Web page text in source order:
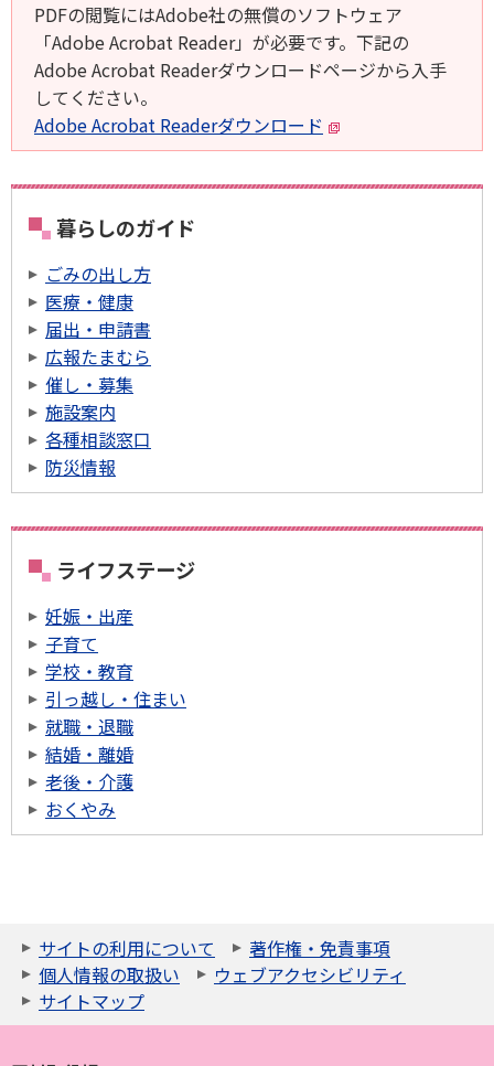
PDFの閲覧にはAdobe社の無償のソフトウェア
「Adobe Acrobat Reader」が必要です。下記の
Adobe Acrobat Readerダウンロードページから入手
してください。
Adobe Acrobat Readerダウンロード
暮らしのガイド
ごみの出し方
医療・健康
届出・申請書
広報たまむら
催し・募集
施設案内
各種相談窓口
防災情報
ライフステージ
妊娠・出産
子育て
学校・教育
引っ越し・住まい
就職・退職
結婚・離婚
老後・介護
おくやみ
サイトの利用について
著作権・免責事項
個人情報の取扱い
ウェブアクセシビリティ
サイトマップ